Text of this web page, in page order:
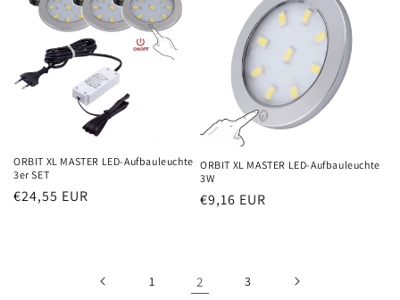
ORBIT XL MASTER LED-Aufbauleuchte
3er SET
Normaler
€24,55 EUR
ORBIT XL MASTER LED-Aufbauleuchte
3W
Normaler
€9,16 EUR
1 2 3